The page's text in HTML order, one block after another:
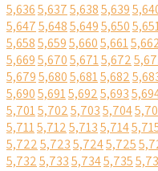
5,6365,6375,6385,639
5,6475,6485,6495,650
5,6585,6595,6605,661
5,6695,6705,6715,672
5,6795,6805,6815,682
5,6905,6915,6925,693
5,7015,7025,7035,704
5,7115,7125,7135,714
5,7225,7235,7245,725
5,7325,7335,7345,735